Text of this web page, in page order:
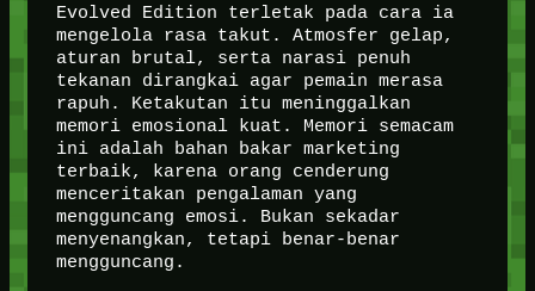
Evolved Edition terletak pada cara ia
mengelola rasa takut. Atmosfer gelap,
aturan brutal, serta narasi penuh
tekanan dirangkai agar pemain merasa
rapuh. Ketakutan itu meninggalkan
memori emosional kuat. Memori semacam
ini adalah bahan bakar marketing
terbaik, karena orang cenderung
menceritakan pengalaman yang
mengguncang emosi. Bukan sekadar
menyenangkan, tetapi benar-benar
mengguncang.